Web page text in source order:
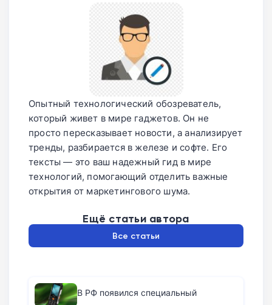
Опытный технологический обозреватель,
который живет в мире гаджетов. Он не
просто пересказывает новости, а анализирует
тренды, разбирается в железе и софте. Его
тексты — это ваш надежный гид в мире
технологий, помогающий отделить важные
открытия от маркетингового шума.
Ещё статьи автора
Все статьи
В РФ появился специальный